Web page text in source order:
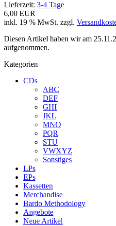
Lieferzeit: 3-4 Tage
6,00 EUR
inkl. 19 % MwSt. zzgl.
Diesen Artikel haben wir am
aufgenommen.
Kategorien
CDs
ABC
DEF
GHI
JKL
MNO
PQR
STU
VWXYZ
Sonstiges
LPs
EPs
Kassetten
Merchandise
Bardo Methodology
Angebote
Neue Artikel